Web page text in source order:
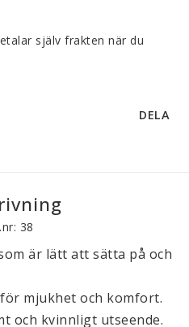
själv frakten när du
DELA
38
är lätt att sätta på och
mjukhet och komfort.